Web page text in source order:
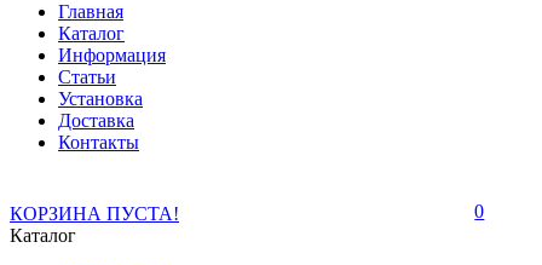
Главная
Каталог
Информация
Статьи
Установка
Доставка
Контакты
КОРЗИНА ПУСТА!
0
Каталог